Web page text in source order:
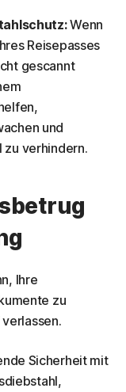
Wenn
Reisepasses
gescannt
und
verhindern.
Ihre
zu
Sicherheit mit